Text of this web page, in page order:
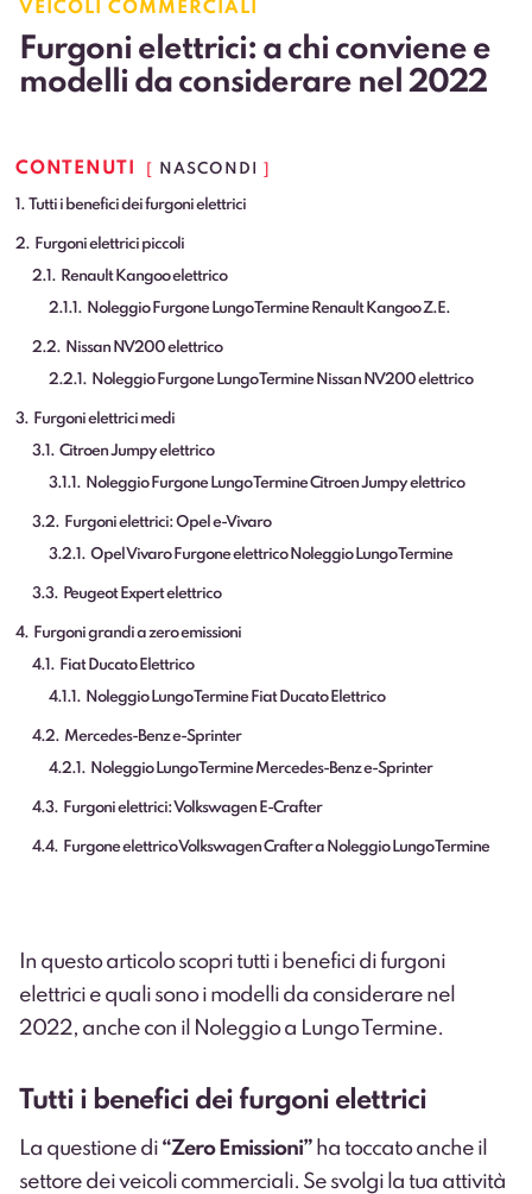
VEICOLI COMMERCIALI
Furgoni elettrici: a chi conviene e
modelli da considerare nel 2022
CONTENUTI NASCONDI
Tutti i benefici dei furgoni elettrici
2 Furgoni elettrici piccoli
2.1 Renault Kangoo elettrico
2.1.1 Noleggio Furgone Lungo Termine Renault Kangoo Z.E.
2.2 Nissan NV200 elettrico
2.2.1 Noleggio Furgone Lungo Termine Nissan NV200 elettrico
3 Furgoni elettrici medi
3.1 Citroen Jumpy elettrico
3.1.1 Noleggio Furgone Lungo Termine Citroen Jumpy elettrico
3.2 Furgoni elettrici: Opel e-Vivaro
3.2.1 Opel Vivaro Furgone elettrico Noleggio Lungo Termine
3.3 Peugeot Expert elettrico
4 Furgoni grandi a zero emissioni
4.1 Fiat Ducato Elettrico
4.1.1 Noleggio Lungo Termine Fiat Ducato Elettrico
4.2 Mercedes-Benz e-Sprinter
4.2.1 Noleggio Lungo Termine Mercedes-Benz e-Sprinter
4.3 Furgoni elettrici: Volkswagen E-Crafter
4.4 Furgone elettrico Volkswagen Crafter a Noleggio Lungo Termine
In questo articolo scopri tutti i benefici di furgoni
elettrici e quali sono i modelli da considerare nel
2022, anche con il Noleggio a Lungo Termine.
Tutti i benefici dei furgoni elettrici
La questione di “Zero Emissioni” ha toccato anche il
settore dei veicoli commerciali. Se svolgi la tua attività